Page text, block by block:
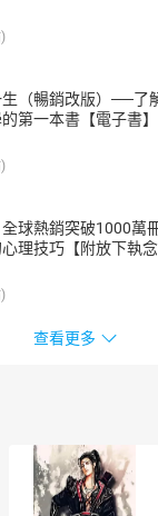
（暢銷改版）──了
第一本書【電子書】
球熱銷突破1000萬
理技巧【附放下執
查看更多